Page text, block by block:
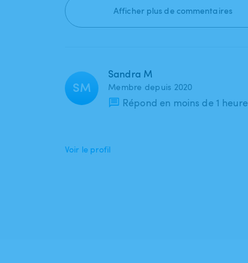
Afficher plus de commentaires
SM
Sandra M
Membre depuis 2020
Répond en moins de 1 heure
Voir le profil